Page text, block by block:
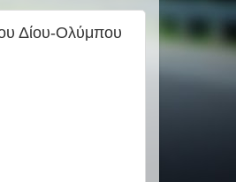
Δίου-Ολύμπου